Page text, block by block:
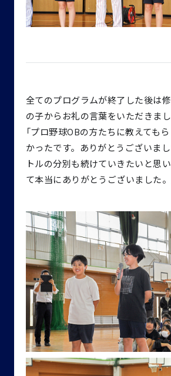
全てのプログラムが終了した後は
の子からお礼の言葉をいただきまし
「プロ野球OBの方たちに教えても
かったです。ありがとうございまし
トルの分別も続けていきたいと思
て本当にありがとうございました。